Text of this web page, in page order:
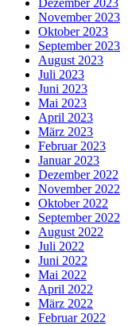
Dezember 2023
November 2023
Oktober 2023
September 2023
August 2023
Juli 2023
Juni 2023
Mai 2023
April 2023
März 2023
Februar 2023
Januar 2023
Dezember 2022
November 2022
Oktober 2022
September 2022
August 2022
Juli 2022
Juni 2022
Mai 2022
April 2022
März 2022
Februar 2022